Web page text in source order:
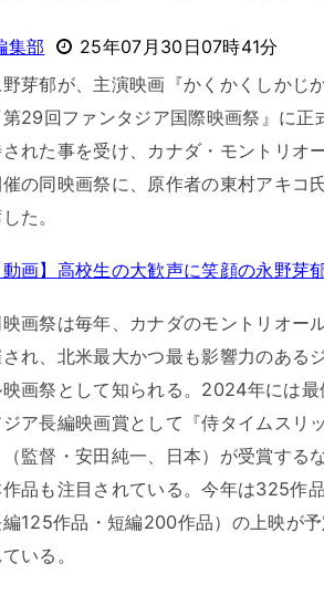
集部 25年07月30日07時41分
芽郁が、主演映画『かくかくしかじか
29回ファンタジア国際映画祭』に正
れた事を受け、カナダ・モントリオ
の同映画祭に、原作者の東村アキコ
た。
動画】高校生の大歓声に笑顔の永野芽
画祭は毎年、カナダのモントリオー
れ、北米最大かつ最も影響力のある
映画祭として知られる。2024年には最
ア長編映画賞として『侍タイムスリ
監督・安田純一、日本）が受賞する
作品も注目されている。今年は325作品
編125作品・短編200作品）の上映が
いる。